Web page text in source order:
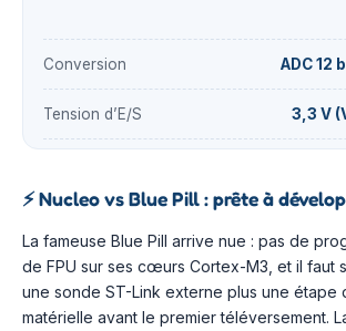
Conversion ADC 12
Tension d’E/S 3,3 V
⚡Nucleo vs Blue Pill : prête à
La fameuse Blue Pill arrive nue : pas de
de FPU sur ses cœurs Cortex-M3, et il faut
une sonde ST-Link externe plus une étape
matérielle avant le premier téléversement.